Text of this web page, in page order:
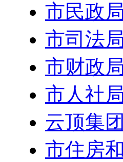
市民政局
市司法局
市财政局
市人社局
云顶集团
市住房